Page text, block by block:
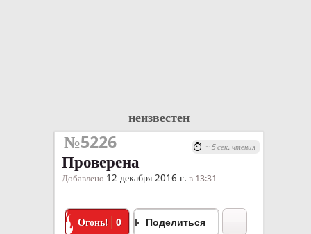
неизвестен
№5226
Проверена
Добавлено 12 декабря 2016 г. в 13:31
Огонь! 0 Поделиться
~ 5 сек. чтения